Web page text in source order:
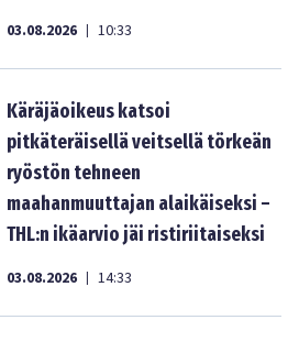
03.08.2026 | 10:33
Käräjäoikeus katsoi
pitkäteräisellä veitsellä törkeän
ryöstön tehneen
maahanmuuttajan alaikäiseksi –
THL:n ikäarvio jäi ristiriitaiseksi
03.08.2026 | 14:33